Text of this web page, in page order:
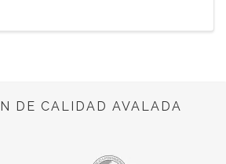
DE CALIDAD AVALADA